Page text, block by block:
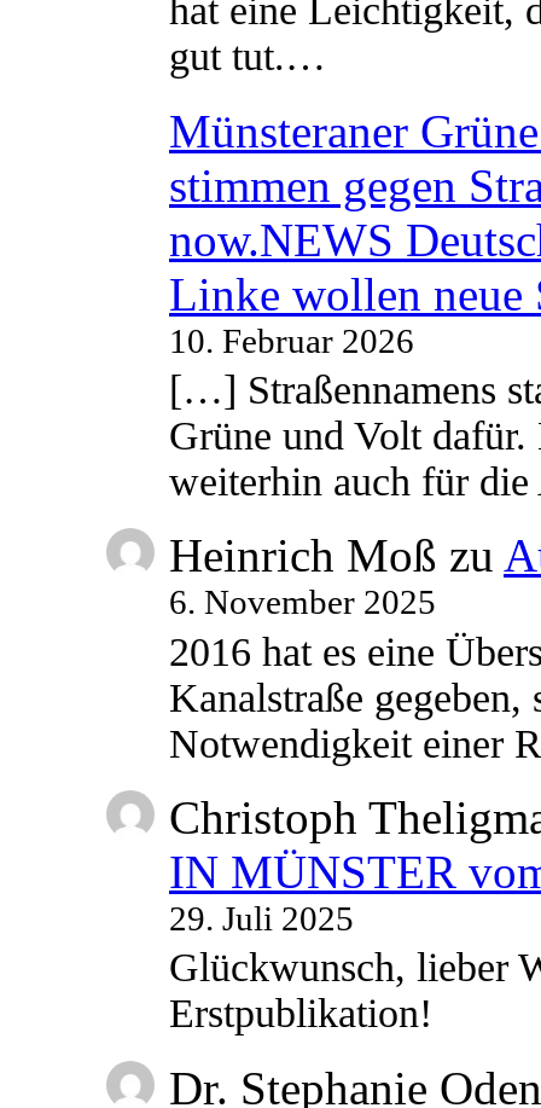
hat eine Leichtigkeit,
gut tut.…
Münsteraner
stimmen gegen
now.NEWS
Linke wollen neue
10. Februar 2026
[…] Straßennamens
Grüne und Volt
weiterhin auch für
Heinrich Moß zu
6. November 2025
2016 hat es eine
Kanalstraße
Notwendigkeit einer
Christoph
IN MÜNSTER
29. Juli 2025
Glückwunsch, lieber
Erstpublikation!
Dr. Stephanie